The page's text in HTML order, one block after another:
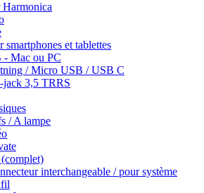
Harmonica
smartphones et tablettes
- Mac ou PC
/ Micro USB / USB C
3,5 TRRS
/ A lampe
interchangeable / pour système
fil